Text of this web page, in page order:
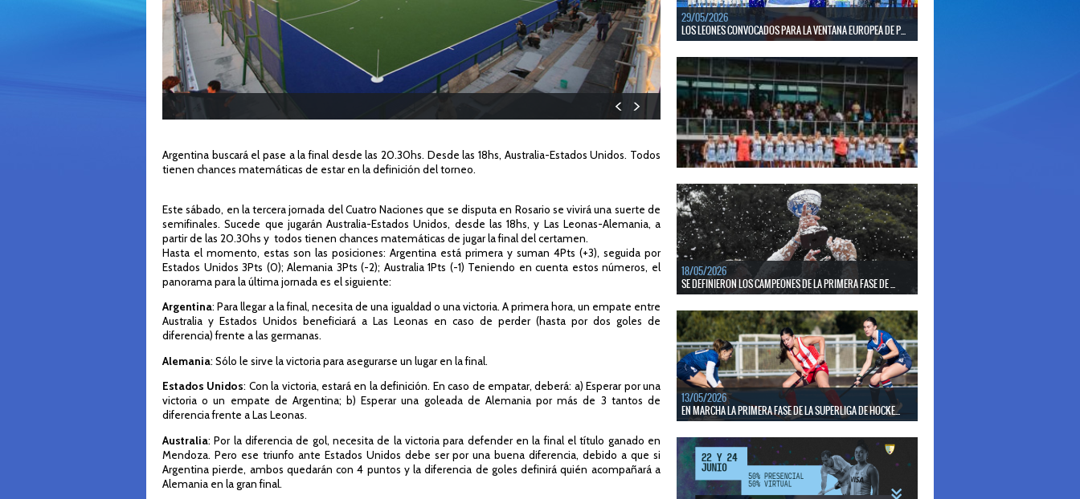
Argentina buscará el pase a la final desde las 20.30hs. Desde las 18hs, Australia-Estados Unidos. Todos
tienen chances matemáticas de estar en la definición del torneo.
Este sábado, en la tercera jornada del Cuatro Naciones que se disputa en Rosario se vivirá una suerte de
semifinales. Sucede que jugarán Australia-Estados Unidos, desde las 18hs, y Las Leonas-Alemania, a
partir de las 20.30hs y todos tienen chances matemáticas de jugar la final del certamen.
Hasta el momento, estas son las posiciones: Argentina está primera y suman 4Pts (+3), seguida por
Estados Unidos 3Pts (0); Alemania 3Pts (-2); Australia 1Pts (-1) Teniendo en cuenta estos números, el
panorama para la última jornada es el siguiente:
Argentina: Para llegar a la final, necesita de una igualdad o una victoria. A primera hora, un empate entre
Australia y Estados Unidos beneficiará a Las Leonas en caso de perder (hasta por dos goles de
diferencia) frente a las germanas.
Alemania: Sólo le sirve la victoria para asegurarse un lugar en la final.
Estados Unidos: Con la victoria, estará en la definición. En caso de empatar, deberá: a) Esperar por una
victoria o un empate de Argentina; b) Esperar una goleada de Alemania por más de 3 tantos de
diferencia frente a Las Leonas.
Australia: Por la diferencia de gol, necesita de la victoria para defender en la final el título ganado en
Mendoza. Pero ese triunfo ante Estados Unidos debe ser por una buena diferencia, debido a que si
Argentina pierde, ambos quedarán con 4 puntos y la diferencia de goles definirá quién acompañará a
Alemania en la gran final.
29/05/2026
LOS LEONES CONVOCADOS PARA LA VENTANA EUROPEA DE P...
ventanas de Pro League 2025-26 en Inglaterra y Alemania.
LEER MÁS
22/05/2026
LAS LEONAS CONVOCADAS PARA LA VENTANA EUROPEA DE P...
En junio, el seleccionado nacional disputará las últimas dos
ventanas de Pro League 2025-26 en Bélgica e Inglaterra.
LEER MÁS
18/05/2026
SE DEFINIERON LOS CAMPEONES DE LA PRIMERA FASE DE ...
mejores clubes del país.
LEER MÁS
13/05/2026
EN MARCHA LA PRIMERA FASE DE LA SUPERLIGA DE HOCKE...
durante 5 días en todo el territorio nacional
LEER MÁS